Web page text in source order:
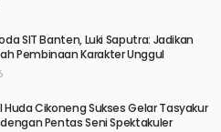
SIT Banten, Luki Saputra: Jadikan
Pembinaan Karakter Unggul
Huda Cikoneng Sukses Gelar Tasyakur
Pentas Seni Spektakuler